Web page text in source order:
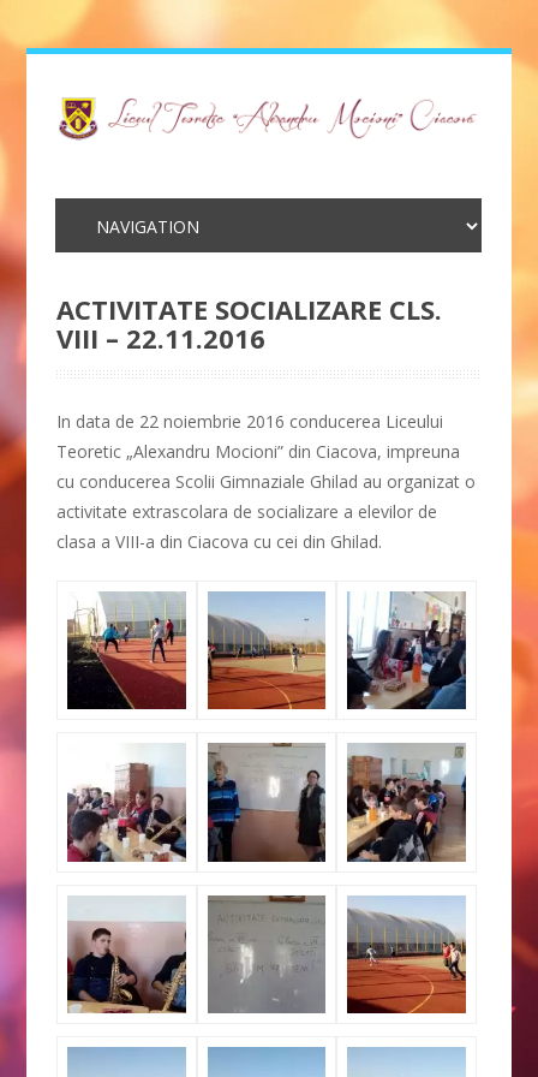
ACTIVITATE SOCIALIZARE CLS.
VIII – 22.11.2016
In data de 22 noiembrie 2016 conducerea Liceului
Teoretic „Alexandru Mocioni” din Ciacova, impreuna
cu conducerea Scolii Gimnaziale Ghilad au organizat o
activitate extrascolara de socializare a elevilor de
clasa a VIII-a din Ciacova cu cei din Ghilad.